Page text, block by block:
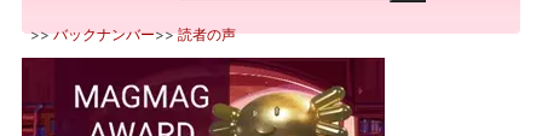
>>バックナンバー>>読者の声